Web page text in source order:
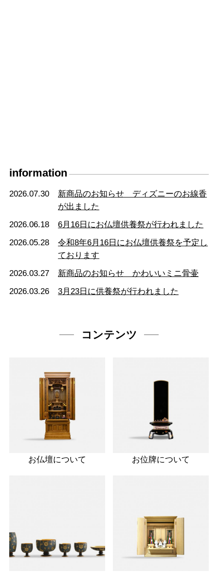
information
2026.07.30
新商品のお知らせ ディズニーのお線香
が出ました
2026.06.18
6月16日にお仏壇供養祭が行われました
2026.05.28
令和8年6月16日にお仏壇供養祭を予定し
ております
2026.03.27
新商品のお知らせ かわいいミニ骨壷
2026.03.26
3月23日に供養祭が行われました
コンテンツ
お仏壇について お位牌について